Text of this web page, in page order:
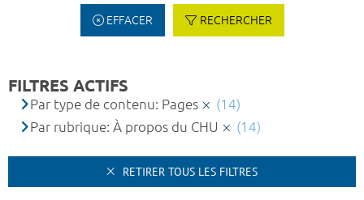
EFFACER RECHERCHER
FILTRES ACTIFS
Par type de contenu: Pages
(14)
Par rubrique: À propos du CHU
(14)
RETIRER TOUS LES FILTRES